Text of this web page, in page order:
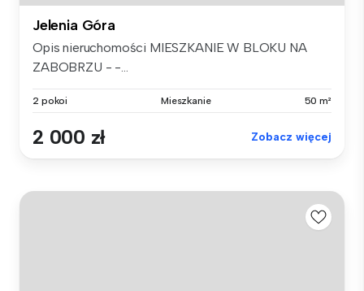
Jelenia Góra
Opis nieruchomości MIESZKANIE W BLOKU NA
ZABOBRZU - -...
2 pokoi Mieszkanie 50 m²
2 000 zł Zobacz więcej